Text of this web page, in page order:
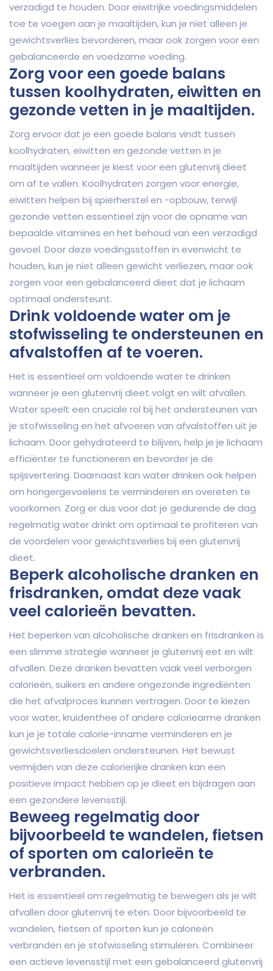
verzadigd te houden. Door eiwitrijke voedingsmiddelen
toe te voegen aan je maaltijden, kun je niet alleen je
gewichtsverlies bevorderen, maar ook zorgen voor een
gebalanceerde en voedzame voeding.
Zorg voor een goede balans
tussen koolhydraten, eiwitten en
gezonde vetten in je maaltijden.
Zorg ervoor dat je een goede balans vindt tussen
koolhydraten, eiwitten en gezonde vetten in je
maaltijden wanneer je kiest voor een glutenvrij dieet
om af te vallen. Koolhydraten zorgen voor energie,
eiwitten helpen bij spierherstel en -opbouw, terwijl
gezonde vetten essentieel zijn voor de opname van
bepaalde vitamines en het behoud van een verzadigd
gevoel. Door deze voedingsstoffen in evenwicht te
houden, kun je niet alleen gewicht verliezen, maar ook
zorgen voor een gebalanceerd dieet dat je lichaam
optimaal ondersteunt.
Drink voldoende water om je
stofwisseling te ondersteunen en
afvalstoffen af te voeren.
Het is essentieel om voldoende water te drinken
wanneer je een glutenvrij dieet volgt en wilt afvallen.
Water speelt een cruciale rol bij het ondersteunen van
je stofwisseling en het afvoeren van afvalstoffen uit je
lichaam. Door gehydrateerd te blijven, help je je lichaam
efficiënter te functioneren en bevorder je de
spijsvertering. Daarnaast kan water drinken ook helpen
om hongergevoelens te verminderen en overeten te
voorkomen. Zorg er dus voor dat je gedurende de dag
regelmatig water drinkt om optimaal te profiteren van
de voordelen voor gewichtsverlies bij een glutenvrij
dieet.
Beperk alcoholische dranken en
frisdranken, omdat deze vaak
veel calorieën bevatten.
Het beperken van alcoholische dranken en frisdranken is
een slimme strategie wanneer je glutenvrij eet en wilt
afvallen. Deze dranken bevatten vaak veel verborgen
calorieën, suikers en andere ongezonde ingrediënten
die het afvalproces kunnen vertragen. Door te kiezen
voor water, kruidenthee of andere caloriearme dranken
kun je je totale calorie-inname verminderen en je
gewichtsverliesdoelen ondersteunen. Het bewust
vermijden van deze calorierijke dranken kan een
positieve impact hebben op je dieet en bijdragen aan
een gezondere levensstijl.
Beweeg regelmatig door
bijvoorbeeld te wandelen, fietsen
of sporten om calorieën te
verbranden.
Het is essentieel om regelmatig te bewegen als je wilt
afvallen door glutenvrij te eten. Door bijvoorbeeld te
wandelen, fietsen of sporten kun je calorieën
verbranden en je stofwisseling stimuleren. Combineer
een actieve levensstijl met een gebalanceerd glutenvrij